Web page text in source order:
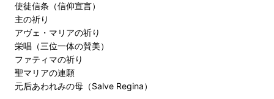
使徒信条（信仰宣言）
主の祈り
アヴェ・マリアの祈り
栄唱（三位一体の賛美）
ファティマの祈り
聖マリアの連願
元后あわれみの母（Salve Regina）